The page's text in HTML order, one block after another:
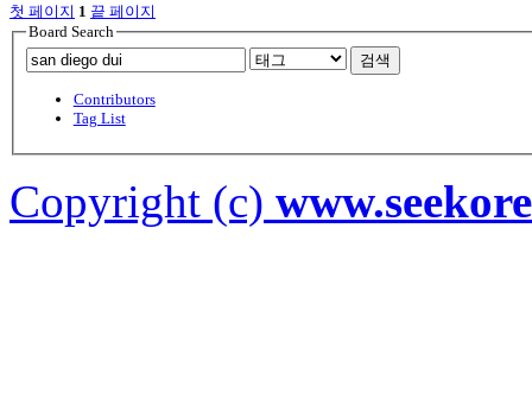
첫 페이지 1 끝 페이지
Board Search
검색
Contributors
Tag List
Copyright (c)